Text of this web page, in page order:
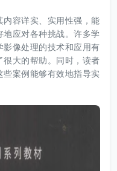
容详实、实用性强，能
应对各种挑战。许多学
像处理的技术和应用有
大的帮助。同时，读者
案例能够有效地指导实